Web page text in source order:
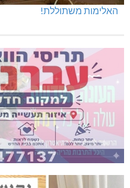
האלימות משתוללת!